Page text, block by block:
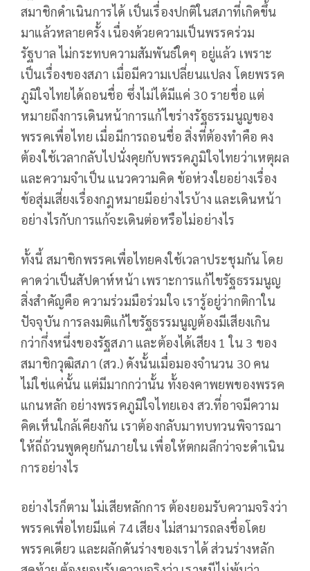
สมาชิกดำเนินการได้ เป็นเรื่องปกติในสภาที่เกิดขึ้น
มาแล้วหลายครั้ง เนื่องด้วยความเป็นพรรคร่วม
รัฐบาล ไม่กระทบความสัมพันธ์ใดๆ อยู่แล้ว เพราะ
เป็นเรื่องของสภา เมื่อมีความเปลี่ยนแปลง โดยพรรค
ภูมิใจไทยได้ถอนชื่อ ซึ่งไม่ได้มีแค่ 30 รายชื่อ แต่
หมายถึงการเดินหน้าการแก้ไขร่างรัฐธรรมนูญของ
พรรคเพื่อไทย เมื่อมีการถอนชื่อ สิ่งที่ต้องทำคือ คง
ต้องใช้เวลากลับไปนั่งคุยกับพรรคภูมิใจไทยว่าเหตุผล
และความจำเป็น แนวความคิด ข้อห่วงใยอย่างเรื่อง
ข้อสุ่มเสี่ยงเรื่องกฎหมายมีอย่างไรบ้าง และเดินหน้า
อย่างไรกับการแก้จะเดินต่อหรือไม่อย่างไร
ทั้งนี้ สมาชิกพรรคเพื่อไทยคงใช้เวลาประชุมกัน โดย
คาดว่าเป็นสัปดาห์หน้า เพราะการแก้ไขรัฐธรรมนูญ
สิ่งสำคัญคือ ความร่วมมือร่วมใจ เรารู้อยู่ว่ากติกาใน
ปัจจุบัน การลงมติแก้ไขรัฐธรรมนูญต้องมีเสียงเกิน
กว่ากึ่งหนึ่งของรัฐสภา และต้องได้เสียง 1 ใน 3 ของ
สมาชิกวุฒิสภา (สว.) ดังนั้นเมื่อมองจำนวน 30 คน
ไม่ใช่แค่นั้น แต่มีมากกว่านั้น ทั้งองคาพยพของพรรค
แกนหลัก อย่างพรรคภูมิใจไทยเอง สว.ที่อาจมีความ
คิดเห็นใกล้เคียงกัน เราต้องกลับมาทบทวนพิจารณา
ให้ถี่ถ้วนพูดคุยกันภายใน เพื่อให้ตกผลึกว่าจะดำเนิน
การอย่างไร
อย่างไรก็ตาม ไม่เสียหลักการ ต้องยอมรับความจริงว่า
พรรคเพื่อไทยมีแค่ 74 เสียง ไม่สามารถลงชื่อโดย
พรรคเดียว และผลักดันร่างของเราได้ ส่วนร่างหลัก